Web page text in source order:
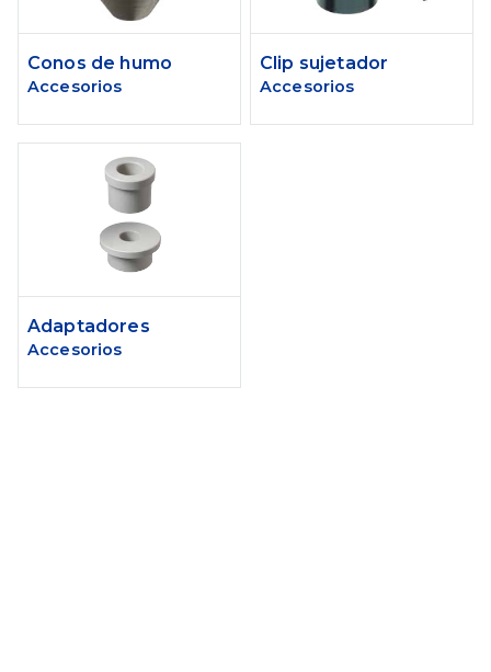
Conos de humo
Accesorios
Clip sujetador
Accesorios
Adaptadores
Accesorios